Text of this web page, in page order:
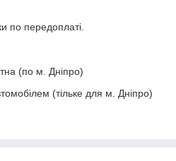
по передоплаті.
(по м. Дніпро)
(тільке для м. Дніпро)